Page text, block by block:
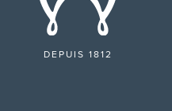
DEPUIS 1812